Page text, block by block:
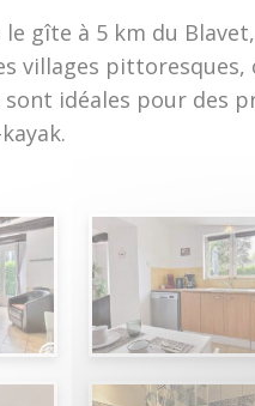
le gîte à 5 km du
villages
idéales pour des